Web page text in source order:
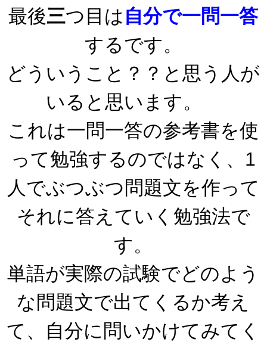
最後三つ目は 自分で一問一答
するです。
どういうこと？？と思う人が
いると思います。
これは一問一答の参考書を使
って勉強するのではなく、1
人でぶつぶつ問題文を作って
それに答えていく勉強法で
す。
単語が実際の試験でどのよう
な問題文で出てくるか考え
て、自分に問いかけてみてく